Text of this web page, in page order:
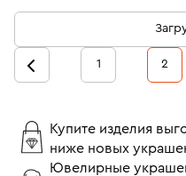
1 2
Купите изделия
ниже новых
Ювелирные